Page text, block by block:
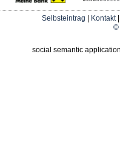
Selbsteintrag Kontakt
©
social semantic